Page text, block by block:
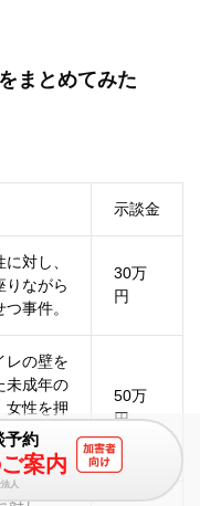
まとめてみた
示談金
対し、
りながら
事件。
30万
円
レの壁を
未成年の
女性を押
為をし
50万
円
予約
案内
人